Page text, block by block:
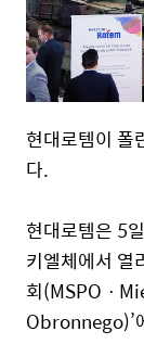
현대로템이 폴
다.
현대로템은 5
키엘체에서 열
회(MSPOㆍ
Obronnego)